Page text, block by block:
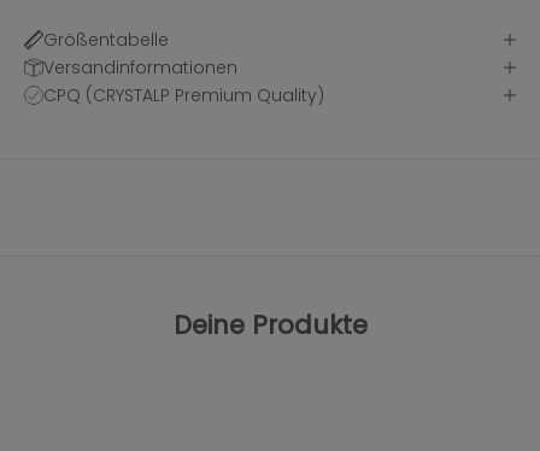
Größentabelle
Versandinformationen
CPQ (CRYSTALP Premium Quality)
Deine Produkte